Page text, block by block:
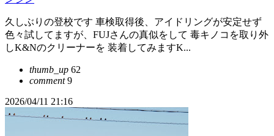
久しぶりの登校です 車検取得後、アイドリングが安定せず
色々試してますが、FUJさんの真似をして 毒キノコを取り外
しK&Nのクリーナーを 装着してみますK...
thumb_up 62
comment9
2026/04/11 21:16